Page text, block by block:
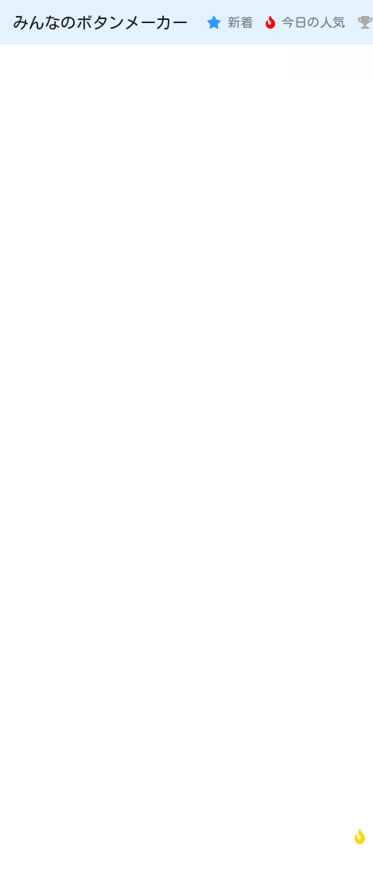
みんなのボタンメーカー 新着 今日の人気